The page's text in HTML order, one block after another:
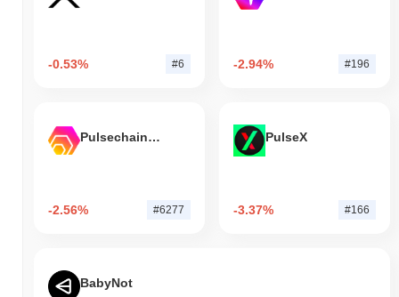
-0.53% #6 -2.94% #196
Pulsechain Bridged HEX (Pulsechain)
-2.56% #6277
PulseX
-3.37% #166
BabyNot